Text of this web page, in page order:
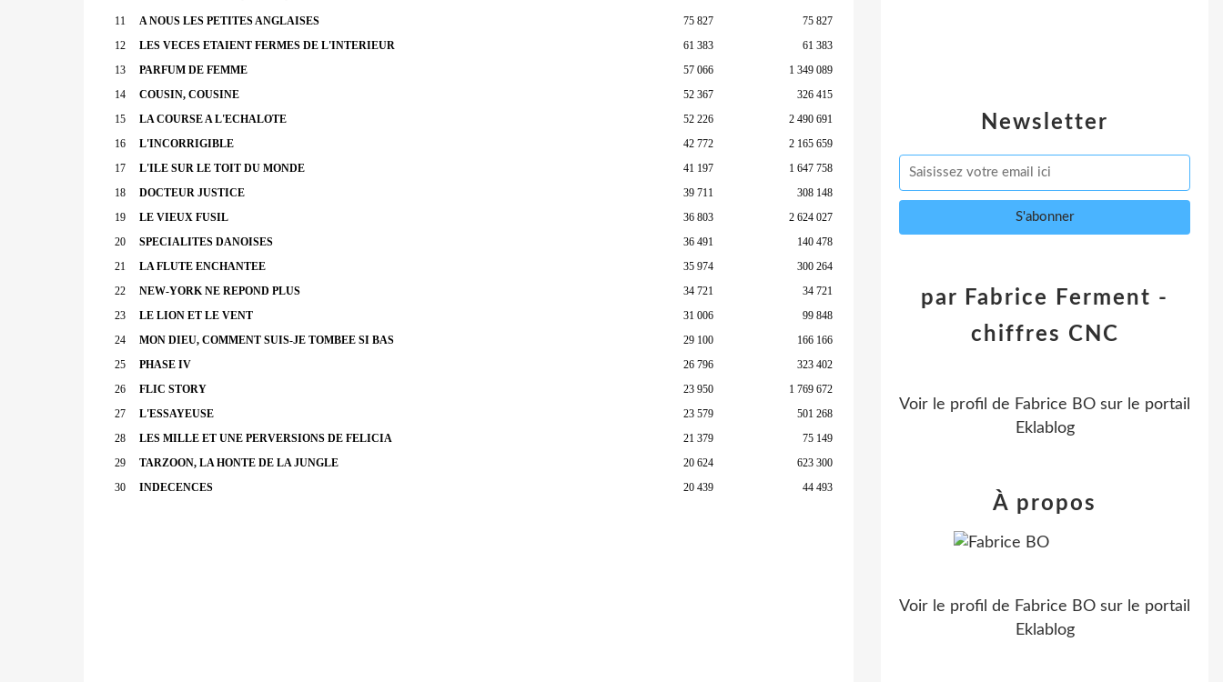
11
A NOUS LES PETITES ANGLAISES 75 827
75 827
12
LES VECES ETAIENT FERMES DE L'INTERIEUR 61 383
61 383
13
PARFUM DE FEMME 57 066
1 349 089
14
COUSIN, COUSINE 52 367
326 415
15
LA COURSE A L'ECHALOTE 52 226
2 490 691
16
L'INCORRIGIBLE 42 772
2 165 659
17
L'ILE SUR LE TOIT DU MONDE 41 197
1 647 758
18
DOCTEUR JUSTICE 39 711
308 148
19
LE VIEUX FUSIL 36 803
2 624 027
20
SPECIALITES DANOISES 36 491
140 478
21
LA FLUTE ENCHANTEE 35 974
300 264
22
NEW-YORK NE REPOND PLUS 34 721
34 721
23
LE LION ET LE VENT 31 006
99 848
24
MON DIEU, COMMENT SUIS-JE TOMBEE SI BAS 29 100
166 166
25
PHASE IV 26 796
323 402
26
FLIC STORY 23 950
1 769 672
27
L'ESSAYEUSE 23 579
501 268
28
LES MILLE ET UNE PERVERSIONS DE FELICIA 21 379
75 149
29
TARZOON, LA HONTE DE LA JUNGLE 20 624
623 300
30
INDECENCES 20 439 44 493
Newsletter
par Fabrice Ferment -
chiffres CNC
Voir le profil de Fabrice BO sur le portail
Eklablog
À propos
Voir le profil de Fabrice BO sur le portail
Eklablog